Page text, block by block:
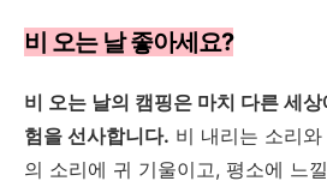
비 오는 날 좋아세요?
비 오는 날의 캠핑은 마치 다른 세
험을 선사합니다. 비 내리는 소리
의 소리에 귀 기울이고, 평소에 느